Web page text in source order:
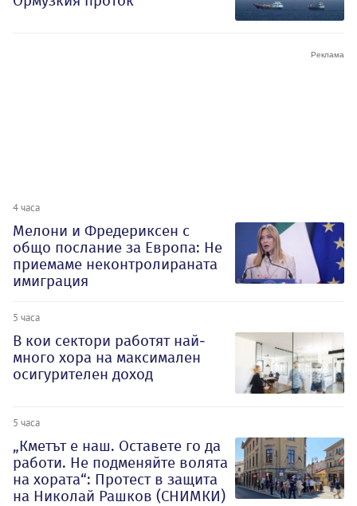
4 часа
Мелони и Фредериксен с
общо послание за Европа: Не
приемаме неконтролираната
имиграция
5 часа
В кои сектори работят най-
много хора на максимален
осигурителен доход
5 часа
„Кметът е наш. Оставете го да
работи. Не подменяйте волята
на хората“: Протест в защита
на Николай Рашков (СНИМКИ)